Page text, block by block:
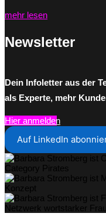
mehr lesen
Newsletter
Dein Infoletter aus der
als Experte, mehr
Hier anmelden
Auf LinkedIn